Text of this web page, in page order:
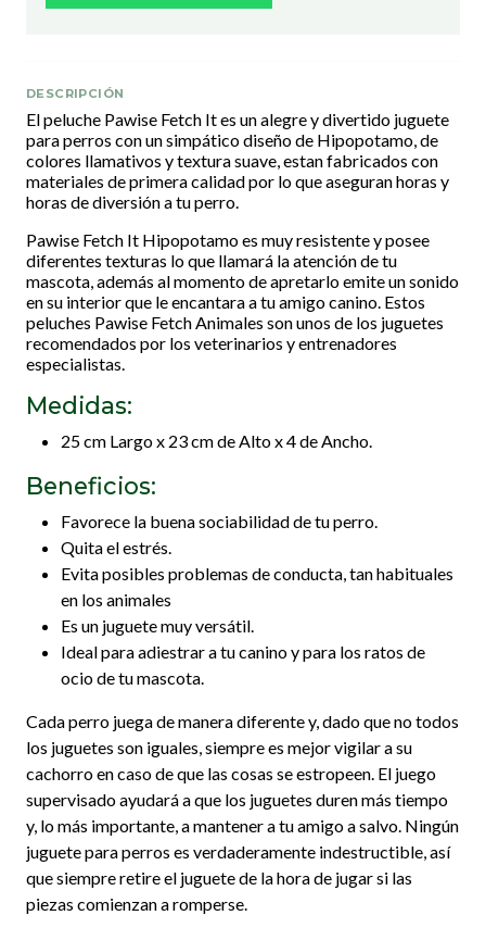
DESCRIPCIÓN
El peluche Pawise Fetch It es un alegre y divertido juguete
para perros con un simpático diseño de Hipopotamo, de
colores llamativos y textura suave, estan fabricados con
materiales de primera calidad por lo que aseguran horas y
horas de diversión a tu perro.
Pawise Fetch It Hipopotamo es muy resistente y posee
diferentes texturas lo que llamará la atención de tu
mascota, además al momento de apretarlo emite un sonido
en su interior que le encantara a tu amigo canino. Estos
peluches Pawise Fetch Animales son unos de los juguetes
recomendados por los veterinarios y entrenadores
especialistas.
Medidas:
25 cm Largo x 23 cm de Alto x 4 de Ancho.
Beneficios:
Favorece la buena sociabilidad de tu perro.
Quita el estrés.
Evita posibles problemas de conducta, tan habituales
en los animales
Es un juguete muy versátil.
Ideal para adiestrar a tu canino y para los ratos de
ocio de tu mascota.
Cada perro juega de manera diferente y, dado que no todos
los juguetes son iguales, siempre es mejor vigilar a su
cachorro en caso de que las cosas se estropeen. El juego
supervisado ayudará a que los juguetes duren más tiempo
y, lo más importante, a mantener a tu amigo a salvo. Ningún
juguete para perros es verdaderamente indestructible, así
que siempre retire el juguete de la hora de jugar si las
piezas comienzan a romperse.